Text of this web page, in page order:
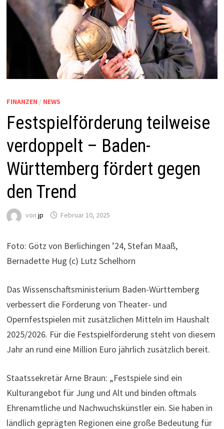
FINANZEN / NEWS
Festspielförderung teilweise
verdoppelt – Baden-
Württemberg fördert gegen
den Trend
vonjp Februar 10, 2025
Foto: Götz von Berlichingen ’24, Stefan Maaß,
Bernadette Hug (c) Lutz Schelhorn
Das Wissenschaftsministerium Baden-Württemberg
verbessert die Förderung von Theater- und
Opernfestspielen mit zusätzlichen Mitteln im Haushalt
2025/2026. Für die Festspielförderung steht von diesem
Jahr an rund eine Million Euro jährlich zusätzlich bereit.
Staatssekretär Arne Braun: „Festspiele sind ein
Kulturangebot für Jung und Alt und binden oftmals
Ehrenamtliche und Nachwuchskünstler ein. Sie haben in
ländlich geprägten Regionen eine große Bedeutung für